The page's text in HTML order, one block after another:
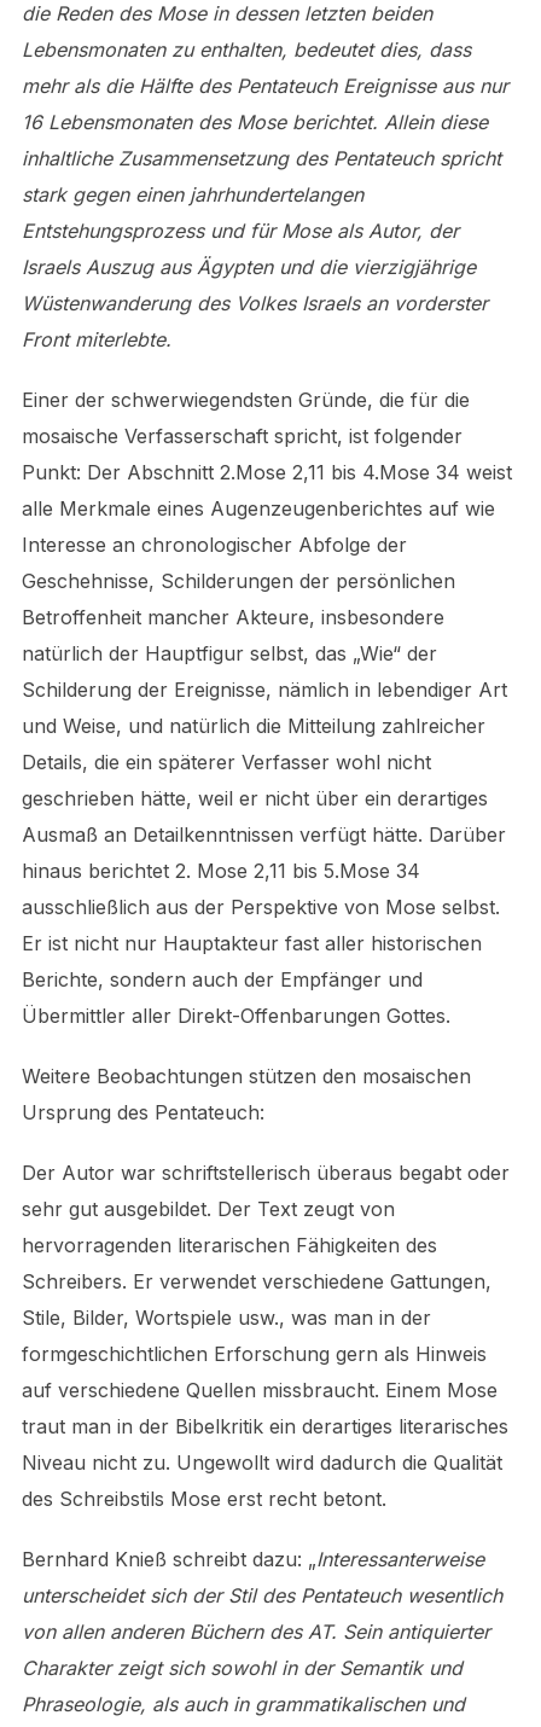
die Reden des Mose in dessen letzten beiden
Lebensmonaten zu enthalten, bedeutet dies, dass
mehr als die Hälfte des Pentateuch Ereignisse aus nur
16 Lebensmonaten des Mose berichtet. Allein diese
inhaltliche Zusammensetzung des Pentateuch spricht
stark gegen einen jahrhundertelangen
Entstehungsprozess und für Mose als Autor, der
Israels Auszug aus Ägypten und die vierzigjährige
Wüstenwanderung des Volkes Israels an vorderster
Front miterlebte.
Einer der schwerwiegendsten Gründe, die für die
mosaische Verfasserschaft spricht, ist folgender
Punkt: Der Abschnitt 2.Mose 2,11 bis 4.Mose 34 weist
alle Merkmale eines Augenzeugenberichtes auf wie
Interesse an chronologischer Abfolge der
Geschehnisse, Schilderungen der persönlichen
Betroffenheit mancher Akteure, insbesondere
natürlich der Hauptfigur selbst, das „Wie“ der
Schilderung der Ereignisse, nämlich in lebendiger Art
und Weise, und natürlich die Mitteilung zahlreicher
Details, die ein späterer Verfasser wohl nicht
geschrieben hätte, weil er nicht über ein derartiges
Ausmaß an Detailkenntnissen verfügt hätte. Darüber
hinaus berichtet 2. Mose 2,11 bis 5.Mose 34
ausschließlich aus der Perspektive von Mose selbst.
Er ist nicht nur Hauptakteur fast aller historischen
Berichte, sondern auch der Empfänger und
Übermittler aller Direkt-Offenbarungen Gottes.
Weitere Beobachtungen stützen den mosaischen
Ursprung des Pentateuch:
Der Autor war schriftstellerisch überaus begabt oder
sehr gut ausgebildet. Der Text zeugt von
hervorragenden literarischen Fähigkeiten des
Schreibers. Er verwendet verschiedene Gattungen,
Stile, Bilder, Wortspiele usw., was man in der
formgeschichtlichen Erforschung gern als Hinweis
auf verschiedene Quellen missbraucht. Einem Mose
traut man in der Bibelkritik ein derartiges literarisches
Niveau nicht zu. Ungewollt wird dadurch die Qualität
des Schreibstils Mose erst recht betont.
Bernhard Knieß schreibt dazu: „Interessanterweise
unterscheidet sich der Stil des Pentateuch wesentlich
von allen anderen Büchern des AT. Sein antiquierter
Charakter zeigt sich sowohl in der Semantik und
Phraseologie, als auch in grammatikalischen und